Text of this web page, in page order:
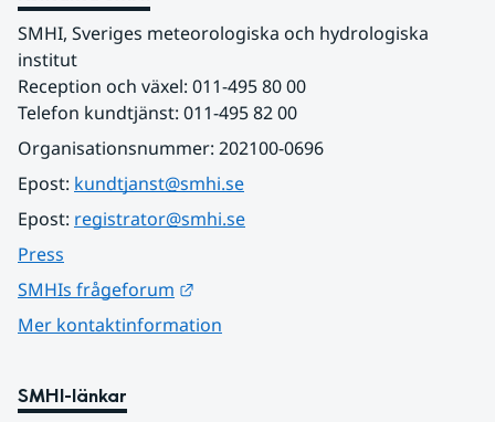
SMHI, Sveriges meteorologiska och hydrologiska
institut
Reception och växel: 011-495 80 00
Telefon kundtjänst: 011-495 82 00
Organisationsnummer: 202100-0696
Epost: kundtjanst@smhi.se
Epost: registrator@smhi.se
Press
SMHIs frågeforum
Mer kontaktinformation
SMHI-länkar